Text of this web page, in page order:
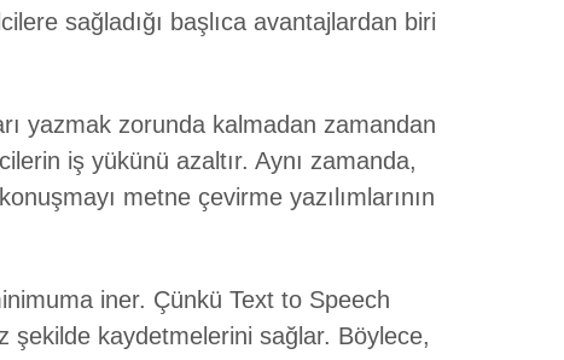
sağladığı başlıca avantajlardan biri
yazmak zorunda kalmadan zamandan
iş yükünü azaltır. Aynı zamanda,
metne çevirme yazılımlarının
iner. Çünkü Text to Speech
şekilde kaydetmelerini sağlar. Böylece,